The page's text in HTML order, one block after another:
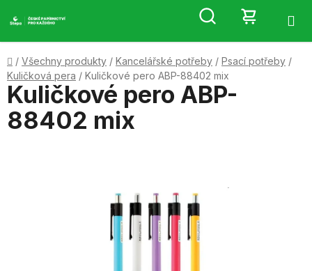
na
Hledat
KOŠÍK
Domů
/ Všechny produkty / Kancelářské potřeby / Psací potřeby /
Kuličková pera / Kuličkové pero ABP-88402 mix
Kuličkové pero ABP-
88402 mix